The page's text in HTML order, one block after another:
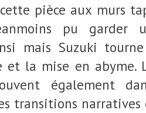
pièce aux murs
pu garder
mais Suzuki
la mise en abyme.
également
transitions